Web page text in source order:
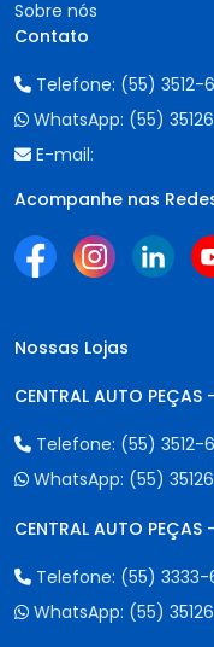
Sobre nós
Contato
Telefone: (55) 3512-
WhatsApp: (55)
E-mail:
Acompanhe nas
Nossas Lojas
CENTRAL AUTO PEÇAS
Telefone: (55) 3512-
WhatsApp: (55)
CENTRAL AUTO PEÇAS
Telefone: (55)
WhatsApp: (55)